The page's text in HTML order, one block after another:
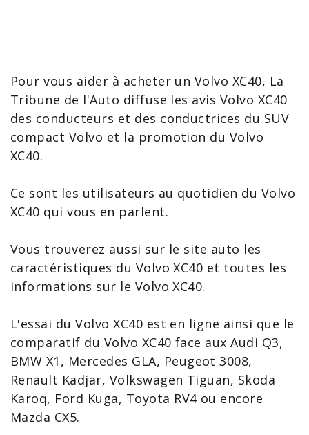
Pour vous aider à acheter un Volvo XC40, La
Tribune de l'Auto diffuse les avis Volvo XC40
des conducteurs et des conductrices du SUV
compact Volvo et la promotion du Volvo
XC40.
Ce sont les utilisateurs au quotidien du Volvo
XC40 qui vous en parlent.
Vous trouverez aussi sur le site auto les
caractéristiques du Volvo XC40 et toutes les
informations sur le Volvo XC40.
L'essai du Volvo XC40 est en ligne ainsi que le
comparatif du Volvo XC40 face aux Audi Q3,
BMW X1 , Mercedes GLA, Peugeot3008,
Renault Kadjar, Volkswagen Tiguan, Skoda
Karoq, Ford Kuga, Toyota RV4 ou encore
Mazda CX5.